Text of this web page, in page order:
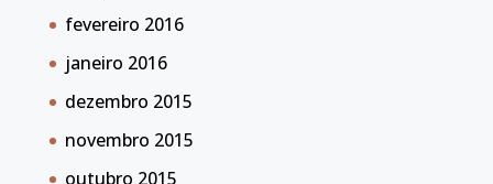
fevereiro 2016
janeiro 2016
dezembro 2015
novembro 2015
outubro 2015